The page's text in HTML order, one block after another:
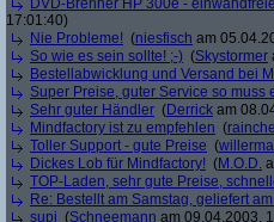
DVD-Brenner HP 300e -
17:01:40)
Nie Probleme! (niesfisch am
So wie es sein sollte! ;-) (Skystormer
Bestellabwicklung und Versand bei
Super Preise, guter Service so muss
Sehr guter Händler (Derrick am
Mindfactory ist zu empfehlen (
Toller Support - gute Preise (
Dickes Lob für Mindfactory! (M.O.D.
TOP-Laden, sehr gute Preise,
Re: Bestellt am Samstag, geliefert
supi (Schneemann am 09.04.2003,